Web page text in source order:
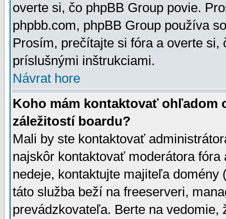
overte si, čo phpBB Group povie.
phpbb.com, phpBB Group používa
Prosím, prečítajte si fóra a overte
príslušnými inštrukciami.
Návrat hore
Koho mám kontaktovať ohľadom
záležitostí boardu?
Mali by ste kontaktovať
najskôr kontaktovať moderátora
nedeje, kontaktujte majiteľa
táto služba beží na freeserveri,
prevádzkovateľa. Berte na vedomie,